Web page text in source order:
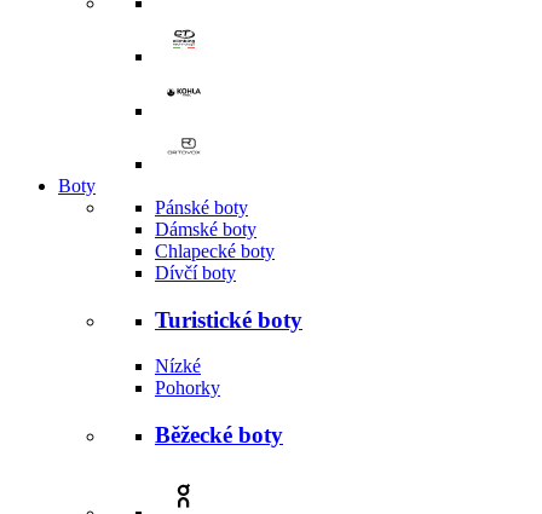
Boty
Pánské boty
Dámské boty
Chlapecké boty
Dívčí boty
Turistické boty
Nízké
Pohorky
Běžecké boty